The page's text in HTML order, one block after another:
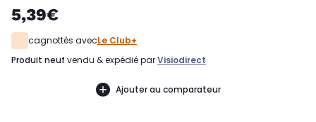
5,39€
cagnottés avecLe Club+
produit neuf vendu & expédié parVisiodirect
Ajouter au comparateur